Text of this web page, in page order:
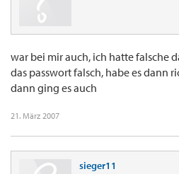
war bei mir auch, ich hatte falsche
das passwort falsch, habe es dann
dann ging es auch
21. März 2007
sieger11